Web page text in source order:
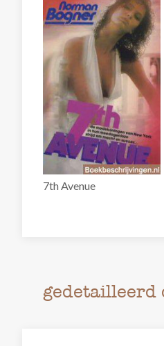
7th Avenue
gedetailleerd